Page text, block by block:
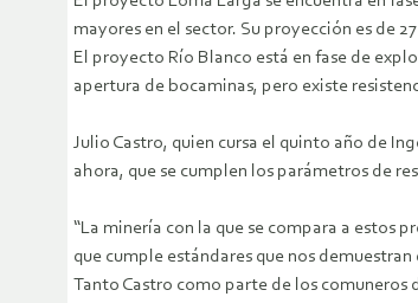
mayores en el sector. Su proyección es de
El proyecto Río Blanco está en fase de
apertura de bocaminas, pero existe
Julio Castro, quien cursa el quinto año de
ahora, que se cumplen los parámetros de
“La minería con la que se compara a estos
que cumple estándares que nos
Tanto Castro como parte de los comuneros